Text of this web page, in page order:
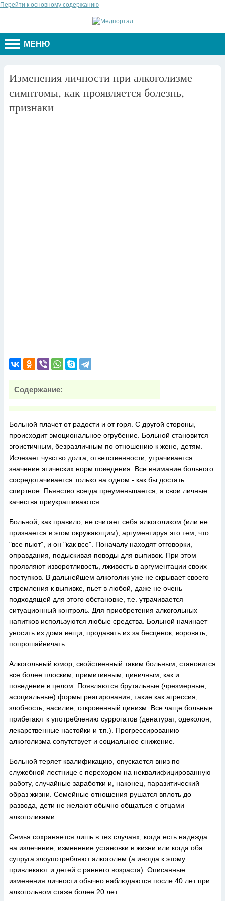
Перейти к основному содержанию
МЕНЮ
Изменения личности при алкоголизме
симптомы, как проявляется болезнь,
признаки
Содержание:
Больной плачет от радости и от горя. С другой стороны,
происходит эмоциональное огрубение. Больной становится
эгоистичным, безразличным по отношению к жене, детям.
Исчезает чувство долга, ответственности, утрачивается
значение этических норм поведения. Все внимание больного
сосредотачивается только на одном - как бы достать
спиртное. Пьянство всегда преуменьшается, а свои личные
качества приукрашиваются.
Больной, как правило, не считает себя алкоголиком (или не
признается в этом окружающим), аргументируя это тем, что
"все пьют", и он "как все". Поначалу находят отговорки,
оправдания, подыскивая поводы для выпивок. При этом
проявляют изворотливость, лживость в аргументации своих
поступков. В дальнейшем алкоголик уже не скрывает своего
стремления к выпивке, пьет в любой, даже не очень
подходящей для этого обстановке, т.е. утрачивается
ситуационный контроль. Для приобретения алкогольных
напитков используются любые средства. Больной начинает
уносить из дома вещи, продавать их за бесценок, воровать,
попрошайничать.
Алкогольный юмор, свойственный таким больным, становится
все более плоским, примитивным, циничным, как и
поведение в целом. Появляются брутальные (чрезмерные,
асоциальные) формы реагирования, такие как агрессия,
злобность, насилие, откровенный цинизм. Все чаще больные
прибегают к употреблению суррогатов (денатурат, одеколон,
лекарственные настойки и т.п.). Прогрессированию
алкоголизма сопутствует и социальное снижение.
Больной теряет квалификацию, опускается вниз по
служебной лестнице с переходом на неквалифицированную
работу, случайные заработки и, наконец, паразитический
образ жизни. Семейные отношения рушатся вплоть до
развода, дети не желают обычно общаться с отцами
алкоголиками.
Семья сохраняется лишь в тех случаях, когда есть надежда
на излечение, изменение установки в жизни или когда оба
супруга злоупотребляют алкоголем (а иногда к этому
привлекают и детей с раннего возраста). Описанные
изменения личности обычно наблюдаются после 40 лет при
алкогольном стаже более 20 лет.